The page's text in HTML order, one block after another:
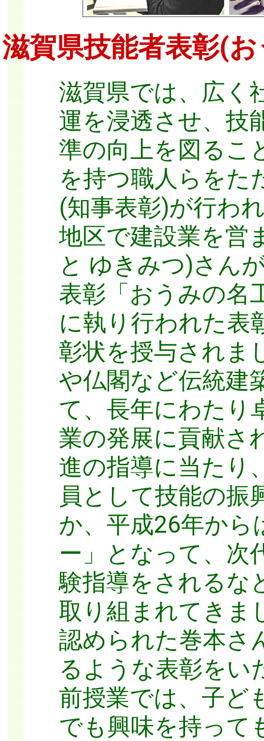
滋賀県技能者表彰(
滋賀県では、広く
運を浸透させ、技
準の向上を図るこ
を持つ職人らをた
(知事表彰)が行わ
地区で建設業を営
と ゆきみつ)さん
表彰「おうみの名
に執り行われた表
彰状を授与されま
や仏閣など伝統建
て、長年にわたり
業の発展に貢献さ
進の指導に当たり
員として技能の振
か、平成26年から
ー」となって、次
験指導をされるな
取り組まれてきま
認められた巻本さ
るような表彰をい
前授業では、子ど
でも興味を持って